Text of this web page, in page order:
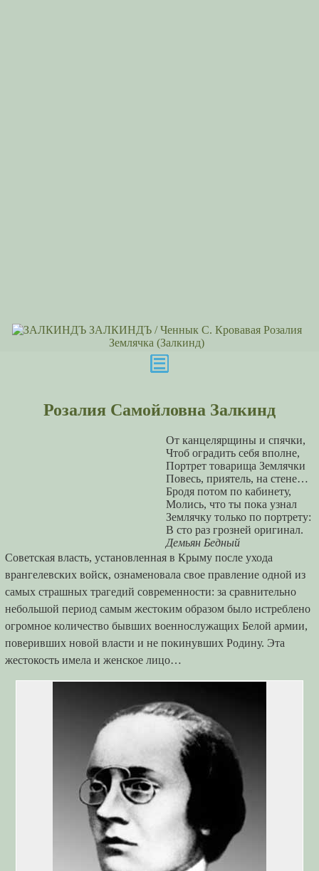
ЗАЛКИНДЪ/ Ченнык С. Кровавая Розалия
Землячка (Залкинд)
Розалия Самойловна Залкинд
От канцелярщины и спячки,
Чтоб оградить себя вполне,
Портрет товарища Землячки
Повесь, приятель, на стене…
Бродя потом по кабинету,
Молись, что ты пока узнал
Землячку только по портрету:
В сто раз грозней оригинал.
Демьян Бедный
Советская власть, установленная в Крыму после ухода
врангелевских войск, ознаменовала свое правление одной из
самых страшных трагедий современности: за сравнительно
небольшой период самым жестоким образом было истреблено
огромное количество бывших военнослужащих Белой армии,
поверивших новой власти и не покинувших Родину. Эта
жестокость имела и женское лицо…